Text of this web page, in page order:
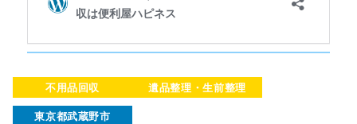
不用品回収
遺品整理・生前整理
東京都武蔵野市